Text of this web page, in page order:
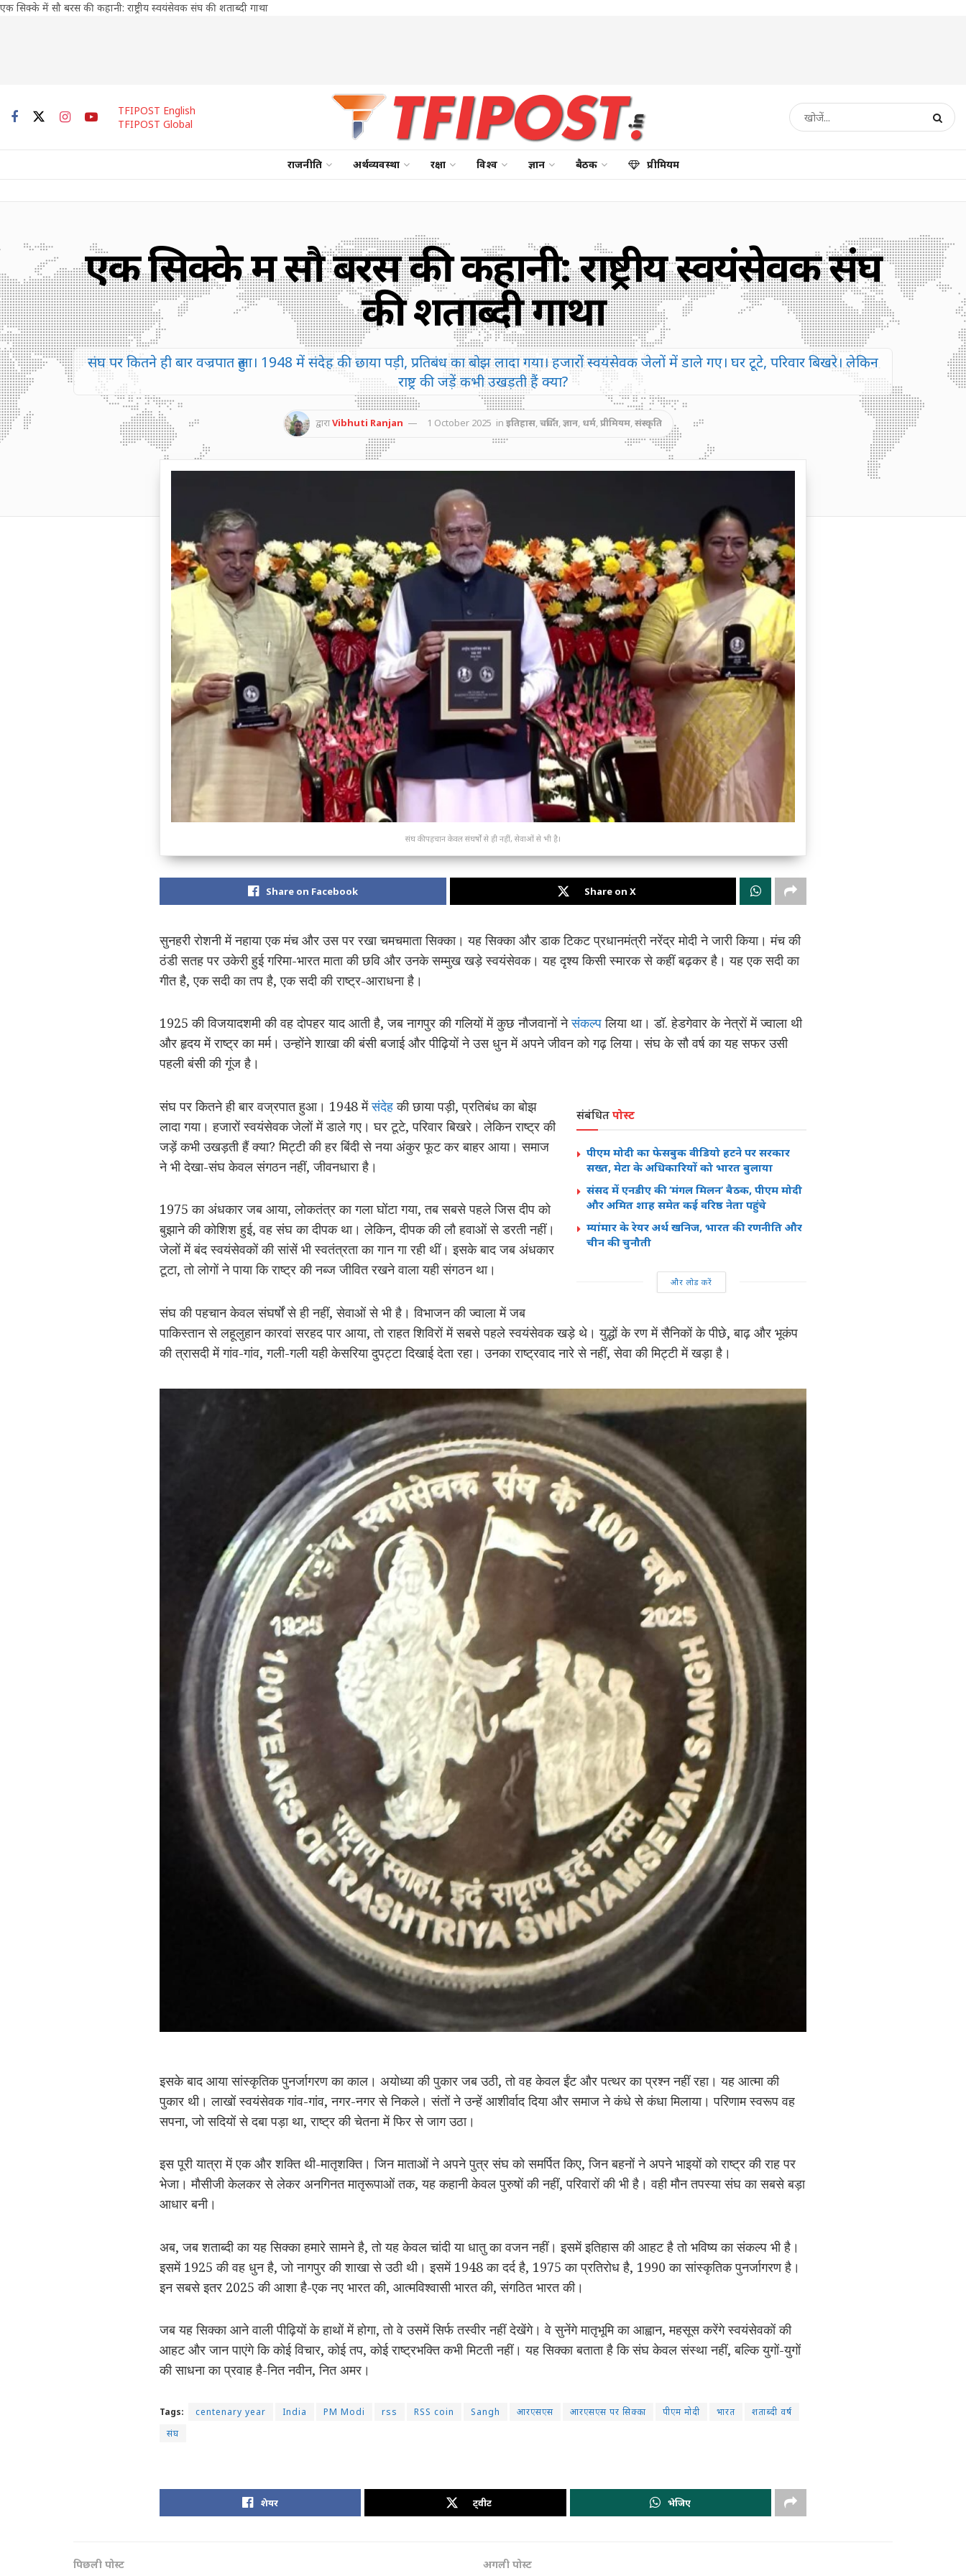
एक सिक्के में सौ बरस की कहानी: राष्ट्रीय स्वयंसेवक संघ की शताब्दी गाथा
TFIPOST English
TFIPOST Global
राजनीति अर्थव्यवस्था रक्षा विश्व ज्ञान बैठक प्रीमियम
एक सिक्के में सौ बरस की कहानी: राष्ट्रीय स्वयंसेवक संघ
की शताब्दी गाथा
संघ पर कितने ही बार वज्रपात हुआ। 1948 में संदेह की छाया पड़ी, प्रतिबंध का बोझ लादा गया। हजारों स्वयंसेवक जेलों में डाले गए। घर टूटे, परिवार बिखरे। लेकिन
राष्ट्र की जड़ें कभी उखड़ती हैं क्या?
द्वाराVibhuti Ranjan 1 October 2025 in इतिहास,चर्चित,ज्ञान, धर्म,प्रीमियम,संस्कृति
संघ की पहचान केवल संघर्षों से ही नहीं, सेवाओं से भी है।
Share on Facebook Share on X
सुनहरी रोशनी में नहाया एक मंच और उस पर रखा चमचमाता सिक्का। यह सिक्का और डाक टिकट प्रधानमंत्री नरेंद्र मोदी ने जारी किया। मंच की
ठंडी सतह पर उकेरी हुई गरिमा-भारत माता की छवि और उनके सम्मुख खड़े स्वयंसेवक। यह दृश्य किसी स्मारक से कहीं बढ़कर है। यह एक सदी का
गीत है, एक सदी का तप है, एक सदी की राष्ट्र-आराधना है।
1925 की विजयादशमी की वह दोपहर याद आती है, जब नागपुर की गलियों में कुछ नौजवानों नेसंकल्पलिया था। डॉ. हेडगेवार के नेत्रों में ज्वाला थी
और हृदय में राष्ट्र का मर्म। उन्होंने शाखा की बंसी बजाई और पीढ़ियों ने उस धुन में अपने जीवन को गढ़ लिया। संघ के सौ वर्ष का यह सफर उसी
पहली बंसी की गूंज है।
संबंधितपोस्ट
पीएम मोदी का फेसबुक वीडियो हटने पर सरकार
सख्त, मेटा के अधिकारियों को भारत बुलाया
संसद में एनडीए की ‘मंगल मिलन’ बैठक, पीएम मोदी
और अमित शाह समेत कई वरिष्ठ नेता पहुंचे
म्यांमार के रेयर अर्थ खनिज, भारत की रणनीति और
चीन की चुनौती
और लोड करें
संघ पर कितने ही बार वज्रपात हुआ। 1948 मेंसंदेहकी छाया पड़ी, प्रतिबंध का बोझ
लादा गया। हजारों स्वयंसेवक जेलों में डाले गए। घर टूटे, परिवार बिखरे। लेकिन राष्ट्र की
जड़ें कभी उखड़ती हैं क्या? मिट्टी की हर बिंदी से नया अंकुर फूट कर बाहर आया। समाज
ने भी देखा-संघ केवल संगठन नहीं, जीवनधारा है।
1975 का अंधकार जब आया, लोकतंत्र का गला घोंटा गया, तब सबसे पहले जिस दीप को
बुझाने की कोशिश हुई, वह संघ का दीपक था। लेकिन, दीपक की लौ हवाओं से डरती नहीं।
जेलों में बंद स्वयंसेवकों की सांसें भी स्वतंत्रता का गान गा रही थीं। इसके बाद जब अंधकार
टूटा, तो लोगों ने पाया कि राष्ट्र की नब्ज जीवित रखने वाला यही संगठन था।
संघ की पहचान केवल संघर्षों से ही नहीं, सेवाओं से भी है। विभाजन की ज्वाला में जब
पाकिस्तान से लहूलुहान कारवां सरहद पार आया, तो राहत शिविरों में सबसे पहले स्वयंसेवक खड़े थे। युद्धों के रण में सैनिकों के पीछे, बाढ़ और भूकंप
की त्रासदी में गांव-गांव, गली-गली यही केसरिया दुपट्टा दिखाई देता रहा। उनका राष्ट्रवाद नारे से नहीं, सेवा की मिट्टी में खड़ा है।
इसके बाद आया सांस्कृतिक पुनर्जागरण का काल। अयोध्या की पुकार जब उठी, तो वह केवल ईंट और पत्थर का प्रश्न नहीं रहा। यह आत्मा की
पुकार थी। लाखों स्वयंसेवक गांव-गांव, नगर-नगर से निकले। संतों ने उन्हें आशीर्वाद दिया और समाज ने कंधे से कंधा मिलाया। परिणाम स्वरूप वह
सपना, जो सदियों से दबा पड़ा था, राष्ट्र की चेतना में फिर से जाग उठा।
इस पूरी यात्रा में एक और शक्ति थी-मातृशक्ति। जिन माताओं ने अपने पुत्र संघ को समर्पित किए, जिन बहनों ने अपने भाइयों को राष्ट्र की राह पर
भेजा। मौसीजी केलकर से लेकर अनगिनत मातृरूपाओं तक, यह कहानी केवल पुरुषों की नहीं, परिवारों की भी है। वही मौन तपस्या संघ का सबसे बड़ा
आधार बनी।
अब, जब शताब्दी का यह सिक्का हमारे सामने है, तो यह केवल चांदी या धातु का वजन नहीं। इसमें इतिहास की आहट है तो भविष्य का संकल्प भी है।
इसमें 1925 की वह धुन है, जो नागपुर की शाखा से उठी थी। इसमें 1948 का दर्द है, 1975 का प्रतिरोध है, 1990 का सांस्कृतिक पुनर्जागरण है।
इन सबसे इतर 2025 की आशा है-एक नए भारत की, आत्मविश्वासी भारत की, संगठित भारत की।
जब यह सिक्का आने वाली पीढ़ियों के हाथों में होगा, तो वे उसमें सिर्फ तस्वीर नहीं देखेंगे। वे सुनेंगे मातृभूमि का आह्वान, महसूस करेंगे स्वयंसेवकों की
आहट और जान पाएंगे कि कोई विचार, कोई तप, कोई राष्ट्रभक्ति कभी मिटती नहीं। यह सिक्का बताता है कि संघ केवल संस्था नहीं, बल्कि युगों-युगों
की साधना का प्रवाह है-नित नवीन, नित अमर।
Tags: centenary year India PM Modi rss RSS coin Sangh आरएसएस आरएसएस पर सिक्का पीएम मोदी भारत
शताब्दी वर्ष
संघ
शेयर ट्वीट भेजिए
पिछली पोस्ट अगली पोस्ट